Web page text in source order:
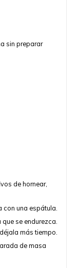
sin preparar
de hornear,
con una espátula.
se endurezca.
más tiempo.
de masa